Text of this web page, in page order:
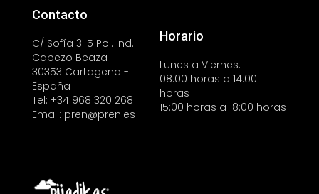
Contacto
C/ Sofía 3-5 Pol. Ind.
Cabezo Beaza
30353 Cartagena -
España
Tel: +34 968 320 268
Email: pren@pren.es
Horario
Lunes a Viernes:
08:00 horas a 14:00
horas
15:00 horas a 18:00 horas